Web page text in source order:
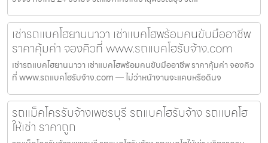
เช่ารถแบคโฮยานนาวา เช่าแบคโฮพร้อมคนขับมืออาชีพ
ราคาคุ้มค่า จองคิวที่ www.รถแบคโฮรับจ้าง.com
เช่ารถแบคโฮยานนาวา เช่าแบคโฮพร้อมคนขับมืออาชีพ ราคาคุ้มค่า จองคิว
ที่ www.รถแบคโฮรับจ้าง.com — ไม่ว่าหน้างานจะแคบหรือดินจ
รถแม็คโครรับจ้างเพชรบุรี รถแบคโฮรับจ้าง รถแบคโฮ
ให้เช่า ราคาถูก